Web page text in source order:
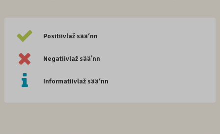
Positiivlaž sääʹnn
Negatiivlaž sää’nn
Informatiivlaž sääʹnn